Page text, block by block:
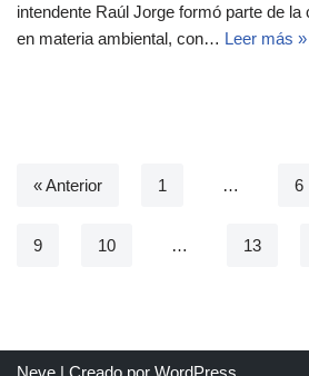
intendente Raúl Jorge formó parte de
en materia ambiental, con… Leer más »
« Anterior 1 … 6
9 10 … 13
Neve | Creado por WordPress